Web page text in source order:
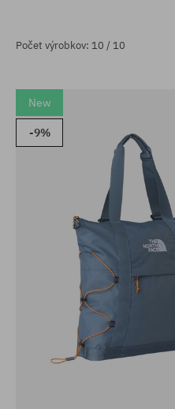
Počet výrobkov: 10 / 10
New
-9%